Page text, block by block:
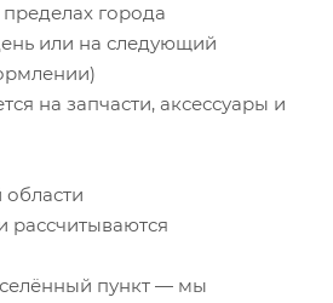
города
или на следующий
на запчасти, аксессуары и
рассчитываются
пункт — мы